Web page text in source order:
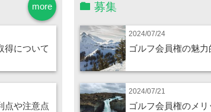
more
得について
点や注意点
募集
2024/07/24
ゴルフ会員権の魅
2024/07/21
ゴルフ会員権のメ